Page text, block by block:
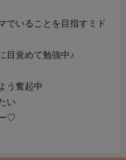
でいることを目指すミド
目覚めて勉強中♪
う奮起中
い
♡